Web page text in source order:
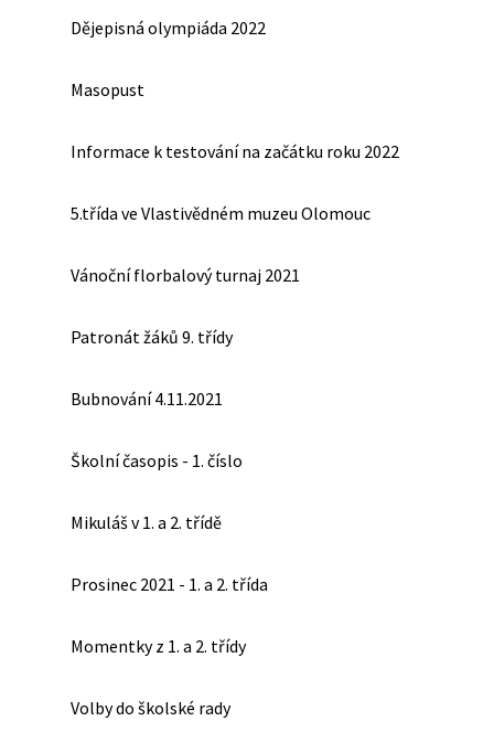
Dějepisná olympiáda 2022
Masopust
Informace k testování na začátku roku 2022
5.třída ve Vlastivědném muzeu Olomouc
Vánoční florbalový turnaj 2021
Patronát žáků 9. třídy
Bubnování 4.11.2021
Školní časopis - 1. číslo
Mikuláš v 1. a 2. třídě
Prosinec 2021 - 1. a 2. třída
Momentky z 1. a 2. třídy
Volby do školské rady